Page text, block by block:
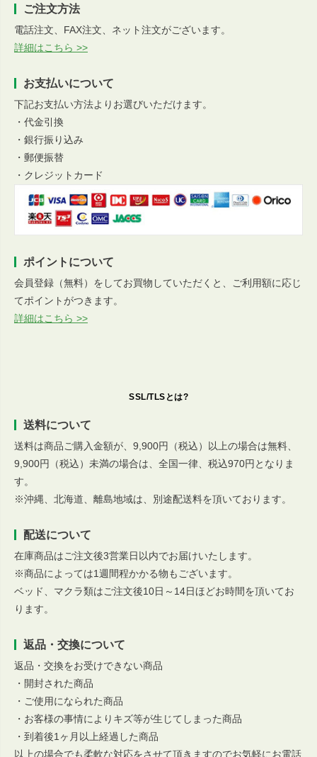
ご注文方法
電話注文、FAX注文、ネット注文がございます。
詳細はこちら >>
お支払いについて
下記お支払い方法よりお選びいただけます。
・代金引換
・銀行振り込み
・郵便振替
・クレジットカード
ポイントについて
会員登録（無料）をしてお買物していただくと、ご利用額に応じ
てポイントがつきます。
詳細はこちら >>
SSL/TLSとは?
送料について
送料は商品ご購入金額が、9,900円（税込）以上の場合は無料、
9,900円（税込）未満の場合は、全国一律、税込970円となりま
す。
※沖縄、北海道、離島地域は、別途配送料を頂いております。
配送について
在庫商品はご注文後3営業日以内でお届けいたします。
※商品によっては1週間程かかる物もございます。
ベッド、マクラ類はご注文後10日～14日ほどお時間を頂いてお
ります。
返品・交換について
返品・交換をお受けできない商品
・開封された商品
・ご使用になられた商品
・お客様の事情によりキズ等が生じてしまった商品
・到着後1ヶ月以上経過した商品
以上の場合でも柔軟な対応をさせて頂きますのでお気軽にお電話